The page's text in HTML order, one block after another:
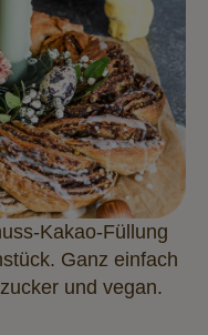
Kakao-Füllung
Ganz einfach
und vegan.